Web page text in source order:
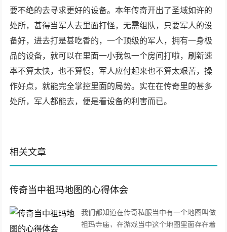
要不绝的去寻求更好的设备。本年传奇开出了圣域如许的
处所，甚得当军人去里面打怪，无需组队，只要军人的设
备好，进去打是甚吃香的，一个顶级的军人，拥有一身极
品的设备，就可以在里面一小我包一个房间打啦，刷新速
率不算太快，也不算慢，军人应付起来也不算太艰苦，操
作好点，就能完全掌控里面的局势。实在在传奇里的甚多
处所，军人都能去，便是看设备的利害而已。
相关文章
传奇当中祖玛地图的心得体会
我们都知道在传奇私服当中有一个地图叫做
祖玛寺庙，在游戏当中这个地图里面存在着